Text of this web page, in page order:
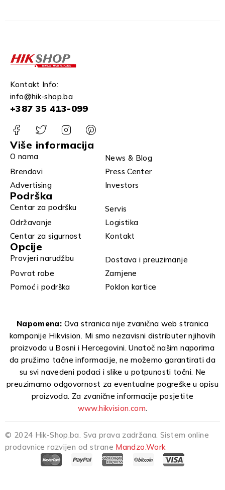
Kontakt Info:
info@hik-shop.ba
+387 35 413-099
Više informacija
O nama
News & Blog
Brendovi
Press Center
Advertising
Investors
Podrška
Centar za podršku
Servis
Održavanje
Logistika
Centar za sigurnost
Kontakt
Opcije
Provjeri narudžbu
Dostava i preuzimanje
Povrat robe
Zamjene
Pomoć i podrška
Poklon kartice
Napomena: Ova stranica nije zvanična web stranica
kompanije Hikvision. Mi smo nezavisni distributer njihovih
proizvoda u Bosni i Hercegovini. Unatoč našim naporima
da pružimo tačne informacije, ne možemo garantirati da
su svi navedeni podaci i slike u potpunosti točni. Ne
preuzimamo odgovornost za eventualne pogreške u opisu
proizvoda. Za zvanične informacije posjetite
www.hikvision.com.
© 2024 Hik-Shop.ba. Sva prava zadržana. Sistem online
prodavnice razvijen od strane Mandzo.Work